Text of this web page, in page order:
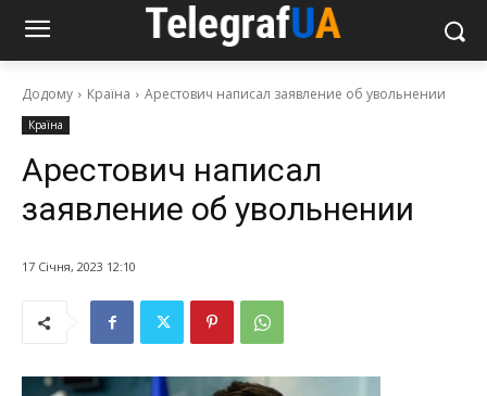
Додому Країна Арестович написал заявление об увольнении
Країна
Арестович написал
заявление об увольнении
17 Січня, 2023 12:10